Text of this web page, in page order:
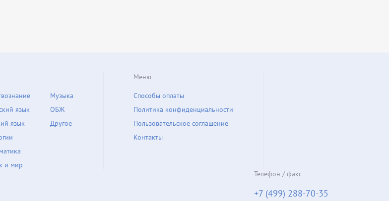
язык
язык
и мир
Музыка
ОБЖ
Другое
Меню
Способы оплаты
Политика конфиденциальности
Пользовательское соглашение
Контакты
Телефон / факс
+7 (499) 288-70-35